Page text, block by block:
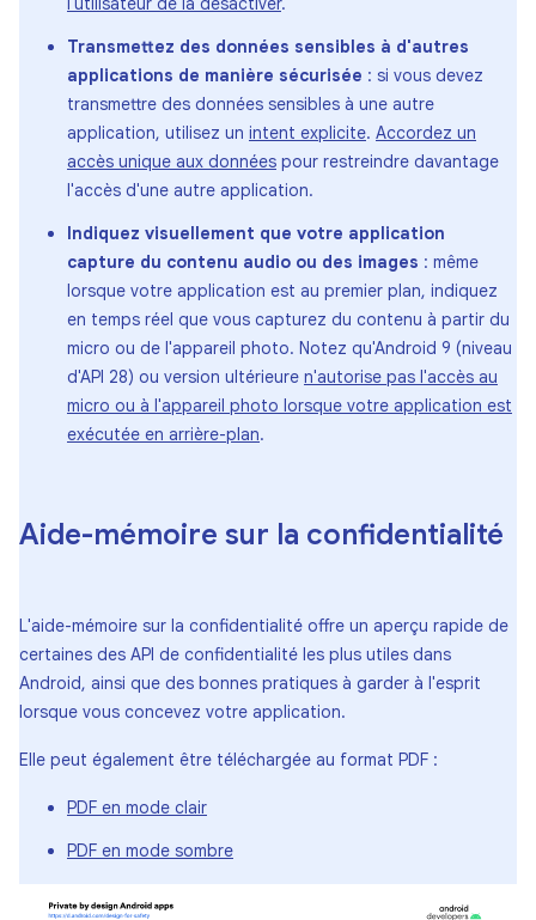
Transmettez des données sensibles à d'autres
applications de manière sécurisée : si vous devez
transmettre des données sensibles à une autre
application, utilisez un intent explicite. Accordez un
accès unique aux données pour restreindre davantage
l'accès d'une autre application.
Indiquez visuellement que votre application
capture du contenu audio ou des images : même
lorsque votre application est au premier plan, indiquez
en temps réel que vous capturez du contenu à partir du
micro ou de l'appareil photo. Notez qu'Android 9 (niveau
d'API 28) ou version ultérieure n'autorise pas l'accès au
micro ou à l'appareil photo lorsque votre application est
exécutée en arrière-plan.
Aide-mémoire sur la confidentialité
L'aide-mémoire sur la confidentialité offre un aperçu rapide de
certaines des API de confidentialité les plus utiles dans
Android, ainsi que des bonnes pratiques à garder à l'esprit
lorsque vous concevez votre application.
Elle peut également être téléchargée au format PDF :
PDF en mode clair
PDF en mode sombre